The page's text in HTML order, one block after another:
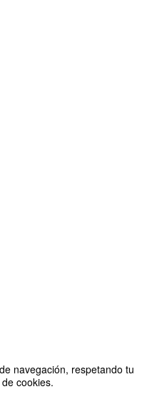
navegación, respetando tu
cookies.
y Sostenibilidad